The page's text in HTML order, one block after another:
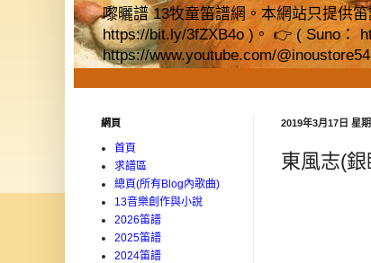
嚟曬譜 13牧童笛譜網。本網站只提供
https://bit.ly/3fZXB4o )。 👉 ( Suno：
https://www.youtube.com/
2019年3月17日 星期
東風志(
網頁
首頁
求譜區
總頁(所有Blog內歌曲)
13音樂創作與小說
2026笛譜
2025笛譜
2024笛譜